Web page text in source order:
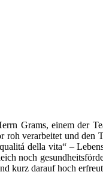
Grams, einem der
verarbeitet und
della vita“ –
noch
kurz darauf hoch